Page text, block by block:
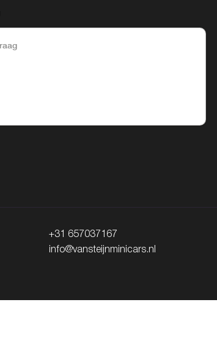
+31 657037167
info@vansteijnminicars.nl